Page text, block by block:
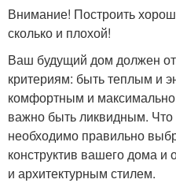
Внимание! Построить
сколько и плохой!
Ваш будущий дом должен
критериям: быть теплым и
комфортным и
важно быть ликвидным. Что
необходимо правильно
конструктив вашего дома и
и архитектурным стилем.